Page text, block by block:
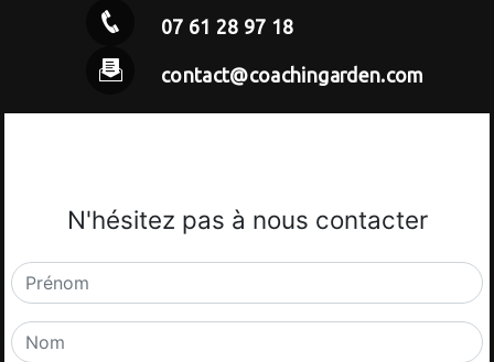
07 61 28 97 18
contact@coachingarden.com
N'hésitez pas à nous contacter